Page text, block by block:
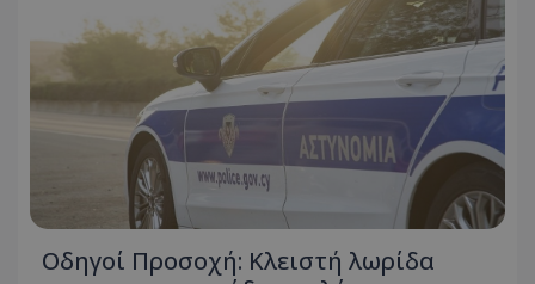
Οδηγοί Προσοχή: Κλειστή λωρίδα